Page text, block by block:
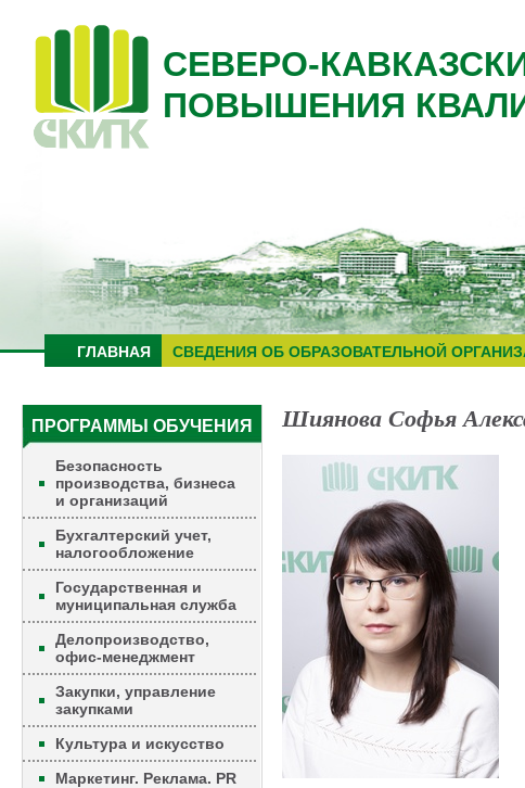
СЕВЕРО-
ПОВЫШЕНИЯ
ГЛАВНАЯ СВЕДЕНИЯ ОБ ОБРАЗОВАТЕЛЬНОЙ
ПРОГРАММЫ ОБУЧЕНИЯ
Безопасность
производства, бизнеса
и организаций
Бухгалтерский учет,
налогообложение
Государственная и
муниципальная служба
Делопроизводство,
офис-менеджмент
Закупки, управление
закупками
Культура и искусство
Маркетинг. Реклама. PR
Шиянова Софья